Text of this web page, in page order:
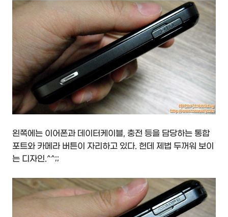
왼쪽에는 이어폰과 데이터케이블, 충전 등을 담당하는 통합
포트와 카메라 버튼이 자리하고 있다. 헌데 제법 두꺼워 보이
는 디자인.^^;;